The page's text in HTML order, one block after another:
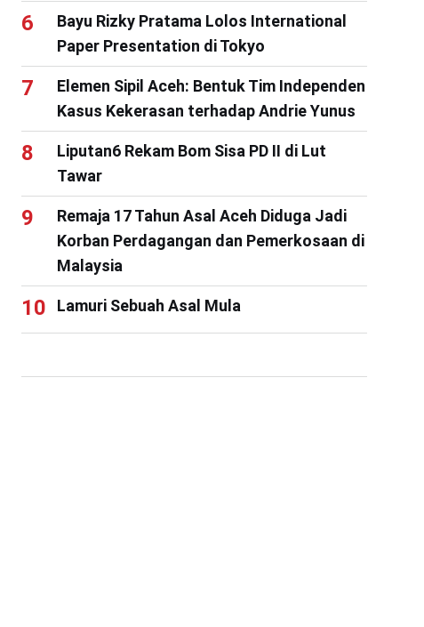
Bayu Rizky Pratama Lolos International
Paper Presentation di Tokyo
Elemen Sipil Aceh: Bentuk Tim Independen
Kasus Kekerasan terhadap Andrie Yunus
Liputan6 Rekam Bom Sisa PD II di Lut
Tawar
Remaja 17 Tahun Asal Aceh Diduga Jadi
Korban Perdagangan dan Pemerkosaan di
Malaysia
Lamuri Sebuah Asal Mula